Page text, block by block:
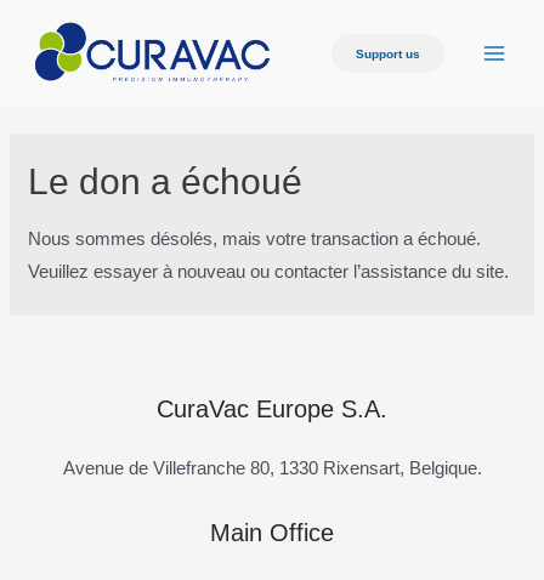
contenu
Support us
Le don a échoué
Nous sommes désolés, mais votre transaction a échoué.
Veuillez essayer à nouveau ou contacter l’assistance du site.
CuraVac Europe S.A.
Avenue de Villefranche 80, 1330 Rixensart, Belgique.
Main Office